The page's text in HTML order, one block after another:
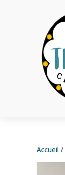
Accueil /